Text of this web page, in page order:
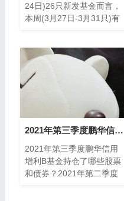
24日)26只新发基金而言，
本周(3月27日-3月31只)有
2021年第三季度鹏华信用增利B基金持仓了哪些股票和债券？2021年第二季度主要买入哪些股票？
2021年第三季度鹏华信用
增利B基金持仓了哪些股票
和债券？2021年第二季度